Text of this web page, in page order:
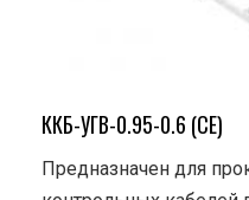
ККБ-УГВ-0.95-0.6 (СЕ)
Предназначен для